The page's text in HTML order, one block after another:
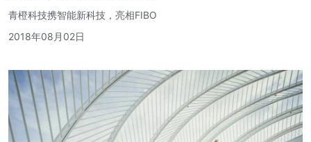
青橙科技携智能新科技，亮相FIBO
2018年08月02日